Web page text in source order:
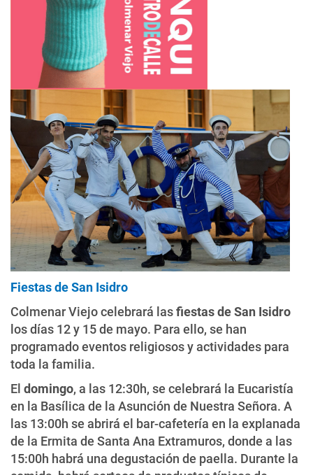
Fiestas de San Isidro
Colmenar Viejo celebrará lasfiestas de San Isidro
los días 12 y 15 de mayo. Para ello, se han
programado eventos religiosos y actividades para
toda la familia.
El domingo, a las 12:30h, se celebrará la Eucaristía
en la Basílica de la Asunción de Nuestra Señora. A
las 13:00h se abrirá el bar-cafetería en la explanada
de la Ermita de Santa Ana Extramuros, donde a las
15:00h habrá una degustación de paella. Durante la